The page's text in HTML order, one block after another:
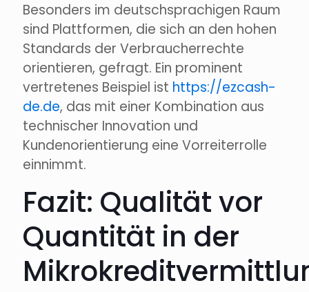
Besonders im deutschsprachigen Raum
sind Plattformen, die sich an den hohen
Standards der Verbraucherrechte
orientieren, gefragt. Ein prominent
vertretenes Beispiel ist https://ezcash-
de.de, das mit einer Kombination aus
technischer Innovation und
Kundenorientierung eine Vorreiterrolle
einnimmt.
Fazit: Qualität vor
Quantität in der